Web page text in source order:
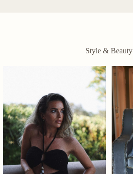
Style & Beauty